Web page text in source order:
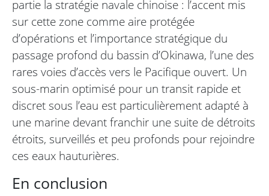
partie la stratégie navale chinoise : l’accent mis
sur cette zone comme aire protégée
d’opérations et l’importance stratégique du
passage profond du bassin d’Okinawa, l’une des
rares voies d’accès vers le Pacifique ouvert. Un
sous-marin optimisé pour un transit rapide et
discret sous l’eau est particulièrement adapté à
une marine devant franchir une suite de détroits
étroits, surveillés et peu profonds pour rejoindre
ces eaux hauturières.
En conclusion